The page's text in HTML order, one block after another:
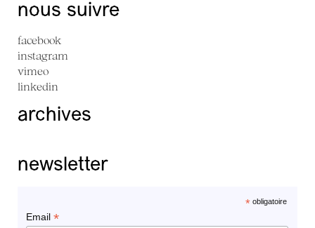
nous suivre
facebook
instagram
vimeo
linkedin
archives
newsletter
*obligatoire
Email *